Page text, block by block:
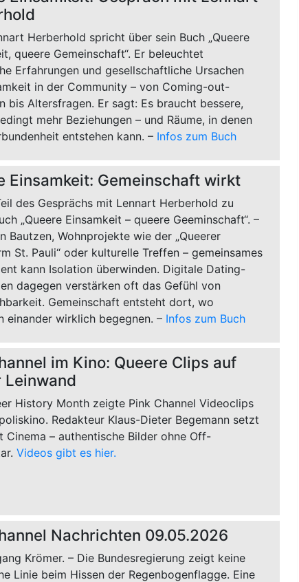
Herberhold spricht über sein Buch „Queere
queere Gemeinschaft“. Er beleuchtet
Erfahrungen und gesellschaftliche Ursachen
in der Community – von Coming-out-
bis Altersfragen. Er sagt: Es braucht bessere,
mehr Beziehungen – und Räume, in denen
entstehen kann. – Infos zum Buch
Einsamkeit: Gemeinschaft wirkt
des Gesprächs mit Lennart Herberhold zu
„Queere Einsamkeit – queere Geeminschaft“. –
Bautzen, Wohnprojekte wie der „Queerer
St. Pauli“ oder kulturelle Treffen – gemeinsames
kann Isolation überwinden. Digitale Dating-
dagegen verstärken oft das Gefühl von
Gemeinschaft entsteht dort, wo
einander wirklich begegnen. – Infos zum Buch
im Kino: Queere Clips auf
Leinwand
History Month zeigte Pink Channel Videoclips
Redakteur Klaus-Dieter Begemann setzt
Cinema – authentische Bilder ohne Off-
Videos gibt es hier.
Nachrichten 09.05.2026
Krömer. – Die Bundesregierung zeigt keine
Linie beim Hissen der Regenbogenflagge. Eine